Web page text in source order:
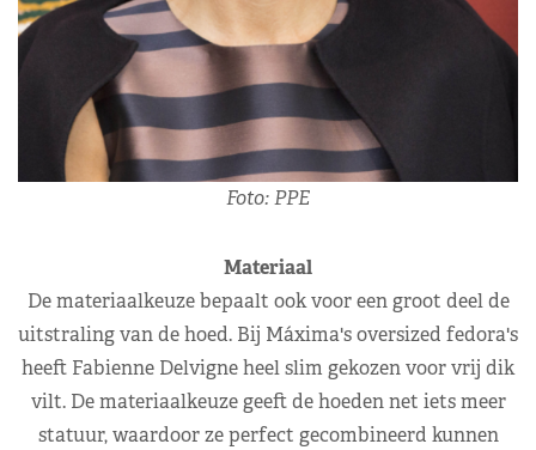
Foto: PPE
Materiaal
De materiaalkeuze bepaalt ook voor een groot deel de
uitstraling van de hoed. Bij Máxima's oversized fedora's
heeft Fabienne Delvigne heel slim gekozen voor vrij dik
vilt. De materiaalkeuze geeft de hoeden net iets meer
statuur, waardoor ze perfect gecombineerd kunnen